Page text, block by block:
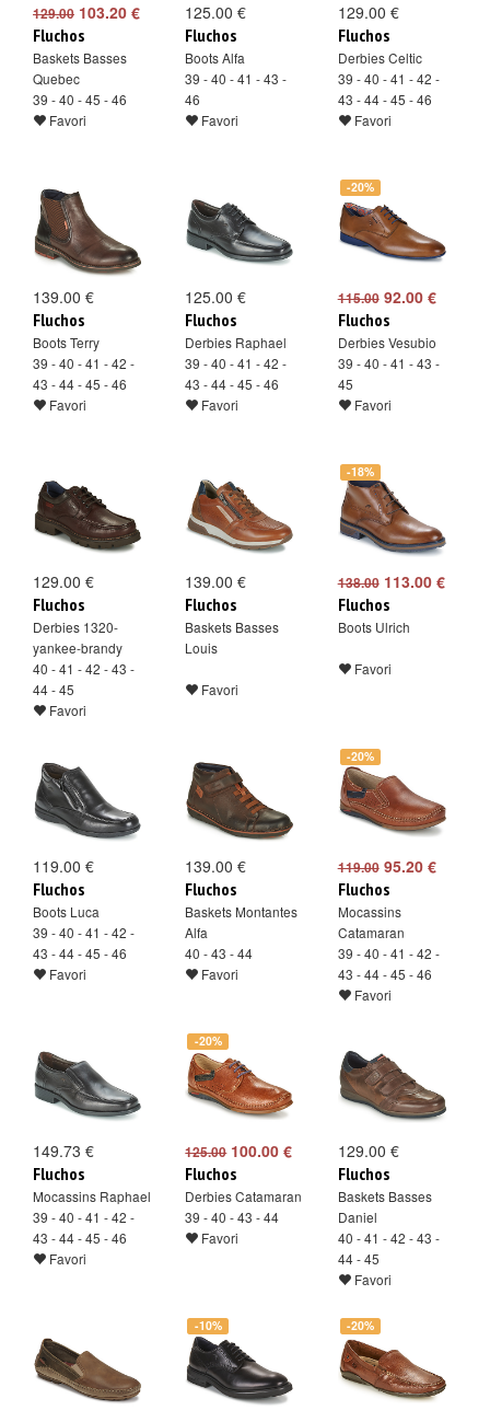
129.00 103.20 €
Fluchos
Baskets Basses
Quebec
39 - 40 - 45 - 46
Favori
125.00 €
Fluchos
Boots Alfa
39 - 40 - 41 - 43 -
46
Favori
129.00 €
Fluchos
Derbies Celtic
39 - 40 - 41 - 42 -
43 - 44 - 45 - 46
Favori
139.00 €
Fluchos
Boots Terry
39 - 40 - 41 - 42 -
43 - 44 - 45 - 46
Favori
125.00 €
Fluchos
Derbies Raphael
39 - 40 - 41 - 42 -
43 - 44 - 45 - 46
Favori
-20%
115.0092.00 €
Fluchos
Derbies Vesubio
39 - 40 - 41 - 43 -
45
Favori
129.00 €
Fluchos
Derbies 1320-
yankee-brandy
40 - 41 - 42 - 43 -
44 - 45
Favori
139.00 €
Fluchos
Baskets Basses
Louis
Favori
-18%
138.00113.00 €
Fluchos
Boots Ulrich
Favori
119.00 €
Fluchos
Boots Luca
39 - 40 - 41 - 42 -
43 - 44 - 45 - 46
Favori
139.00 €
Fluchos
Baskets Montantes
Alfa
40 - 43 - 44
Favori
-20%
119.0095.20 €
Fluchos
Mocassins
Catamaran
39 - 40 - 41 - 42 -
43 - 44 - 45 - 46
Favori
149.73 €
Fluchos
Mocassins Raphael
39 - 40 - 41 - 42 -
43 - 44 - 45 - 46
Favori
-20%
125.00100.00 €
Fluchos
Derbies Catamaran
39 - 40 - 43 - 44
Favori
129.00 €
Fluchos
Baskets Basses
Daniel
40 - 41 - 42 - 43 -
44 - 45
Favori
-10% -20%